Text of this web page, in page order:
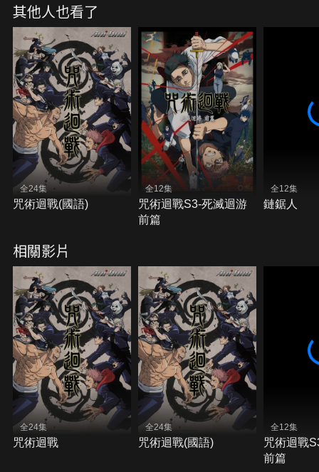
其他人也看了
全24集
咒術迴戰(國語)
全12集
咒術迴戰S3-死滅迴游
前篇
全12集
鏈鋸人
相關影片
全24集
咒術迴戰
全24集
咒術迴戰(國語)
全12集
咒術迴戰
前篇